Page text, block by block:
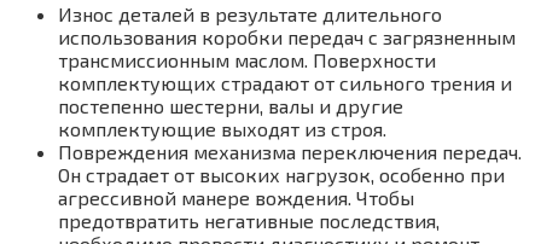
Износ деталей в результате длительного
использования коробки передач с загрязненным
трансмиссионным маслом. Поверхности
комплектующих страдают от сильного трения и
постепенно шестерни, валы и другие
комплектующие выходят из строя.
Повреждения механизма переключения передач.
Он страдает от высоких нагрузок, особенно при
агрессивной манере вождения. Чтобы
предотвратить негативные последствия,